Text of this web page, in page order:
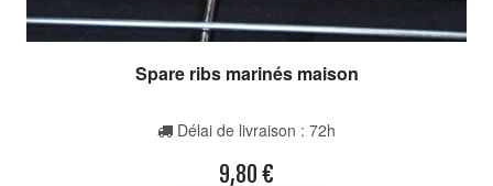
Spare ribs marinés maison
Délai de livraison : 72h
9,80 €